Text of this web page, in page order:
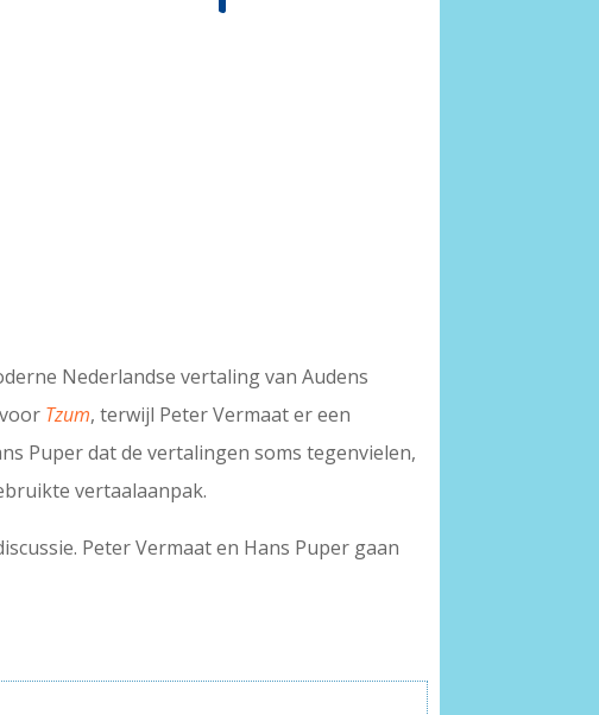
Nederlandse vertaling van Audens
Tzum, terwijl Peter Vermaat er een
Puper dat de vertalingen soms tegenvielen,
vertaalaanpak.
Peter Vermaat en Hans Puper gaan